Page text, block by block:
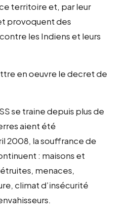
territoire et, par leur
provoquent des
les Indiens et leurs
en oeuvre le decret de
se traine depuis plus de
aient été
2008, la souffrance de
: maisons et
menaces,
climat d’insécurité